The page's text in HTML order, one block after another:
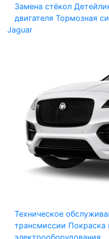
Замена стёкол
двигателя Тормозная
Jaguar
Техническое
трансмиссии Покраска
электрооборудования